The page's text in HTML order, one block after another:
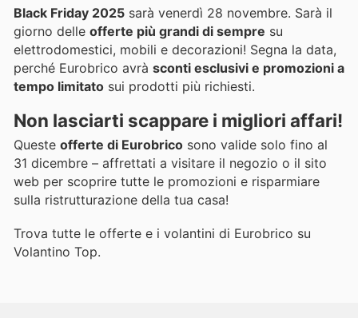
Black Friday 2025 sarà venerdì 28 novembre. Sarà il
giorno delle offerte più grandi di sempre su
elettrodomestici, mobili e decorazioni! Segna la data,
perché Eurobrico avrà sconti esclusivi e promozioni a
tempo limitato sui prodotti più richiesti.
Non lasciarti scappare i migliori affari!
Queste offerte di Eurobrico sono valide solo fino al
31 dicembre – affrettati a visitare il negozio o il sito
web per scoprire tutte le promozioni e risparmiare
sulla ristrutturazione della tua casa!
Trova tutte le offerte e i volantini di Eurobrico su
Volantino Top.